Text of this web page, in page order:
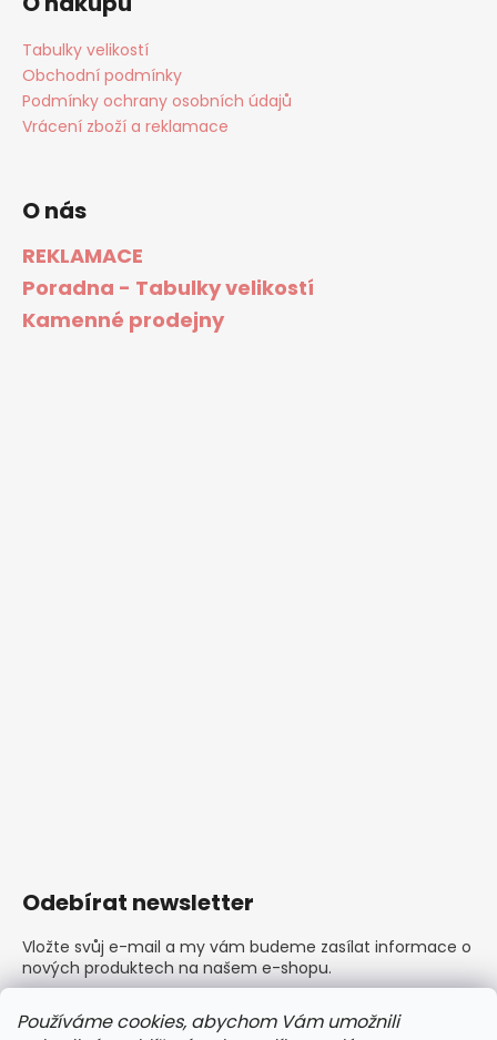
Používáme cookies, abychom Vám umožnili
Tabulky velikostí
Obchodní podmínky
Podmínky ochrany osobních údajů
Vrácení zboží a reklamace
O nás
REKLAMACE
Poradna - Tabulky velikostí
Kamenné prodejny
Odebírat newsletter
Vložte svůj e-mail a my vám budeme zasílat informace o
nových produktech na našem e-shopu.